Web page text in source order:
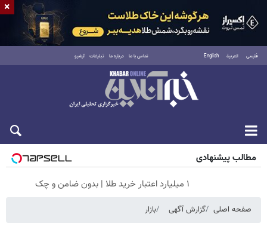
فارسی العربية English تماس با ما درباره ما تبلیغات آرشیو
جمعه ۱۶ مرداد ۱۴۰۵
مطالب پیشنهادی
۱ میلیارد اعتبار خرید طلا | بدون ضامن و چک
صفحه اصلی گزارش آگهی بازار
×